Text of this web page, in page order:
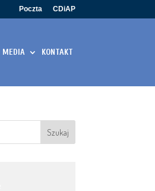
Poczta CDiAP
MEDIA KONTAKT